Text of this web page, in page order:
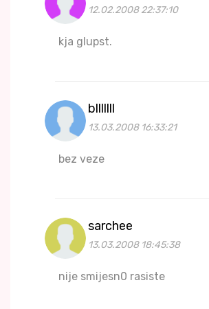
12.02.2008 22:37:10
kja glupst.
blllllll
13.03.2008 16:33:21
bez veze
sarchee
13.03.2008 18:45:38
nije smijesn0 rasiste